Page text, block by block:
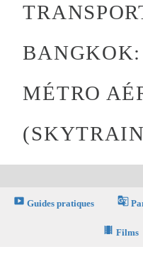
MÉTRO
smart_display Guides pratiques g_translate
theaters Films